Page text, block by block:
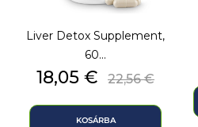
Liver Detox Supplement,
60...
Ár
18,05 € Normál
22,56 €
KOSÁRBA